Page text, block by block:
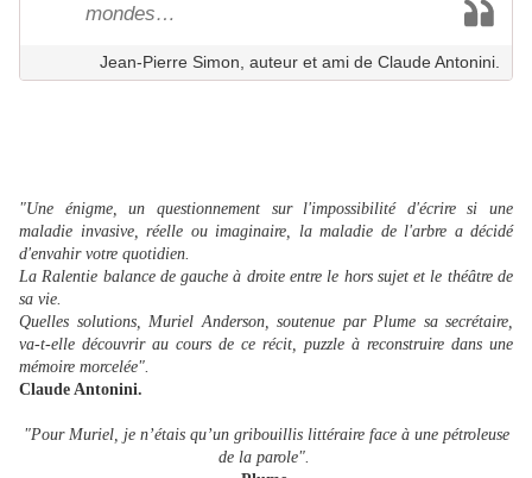
mondes…
Jean-Pierre Simon, auteur et ami de Claude Antonini.
"Une énigme, un questionnement sur l'impossibilité d'écrire si une
maladie invasive, réelle ou imaginaire, la maladie de l'arbre a décidé
d'envahir votre quotidien.
La Ralentie balance de gauche à droite entre le hors sujet et le théâtre de
sa vie.
Quelles solutions, Muriel Anderson, soutenue par Plume sa secrétaire,
va-t-elle découvrir au cours de ce récit, puzzle à reconstruire dans une
mémoire morcelée".
Claude Antonini.
"Pour Muriel, je n’étais qu’un gribouillis littéraire face à une pétroleuse
de la parole".